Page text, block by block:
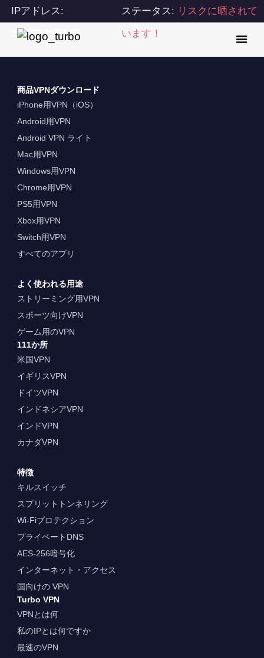
IPアドレス:
216.73.217.167
ステータス: リスクに晒されて
います！
商品VPNダウンロード
iPhone用VPN（iOS）
Android用VPN
Android VPN ライト
Mac用VPN
Windows用VPN
Chrome用VPN
PS5用VPN
Xbox用VPN
Switch用VPN
すべてのアプリ
よく使われる用途
ストリーミング用VPN
スポーツ向けVPN
ゲーム用のVPN
111か所
米国VPN
イギリスVPN
ドイツVPN
インドネシアVPN
インドVPN
カナダVPN
特徴
キルスイッチ
スプリットトンネリング
Wi-Fiプロテクション
プライベートDNS
AES-256暗号化
インターネット・アクセス
国向けの VPN
Turbo VPN
VPNとは何
私のIPとは何ですか
最速のVPN